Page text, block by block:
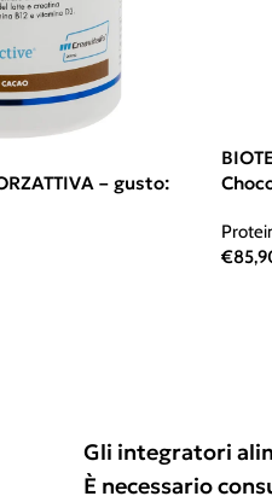
– gusto:
€
Gli integratori
È necessario